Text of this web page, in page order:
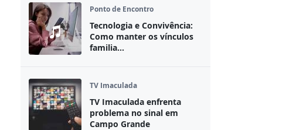
Ponto de Encontro
Tecnologia e Convivência:
Como manter os vínculos
familia...
TV Imaculada
TV Imaculada enfrenta
problema no sinal em
Campo Grande